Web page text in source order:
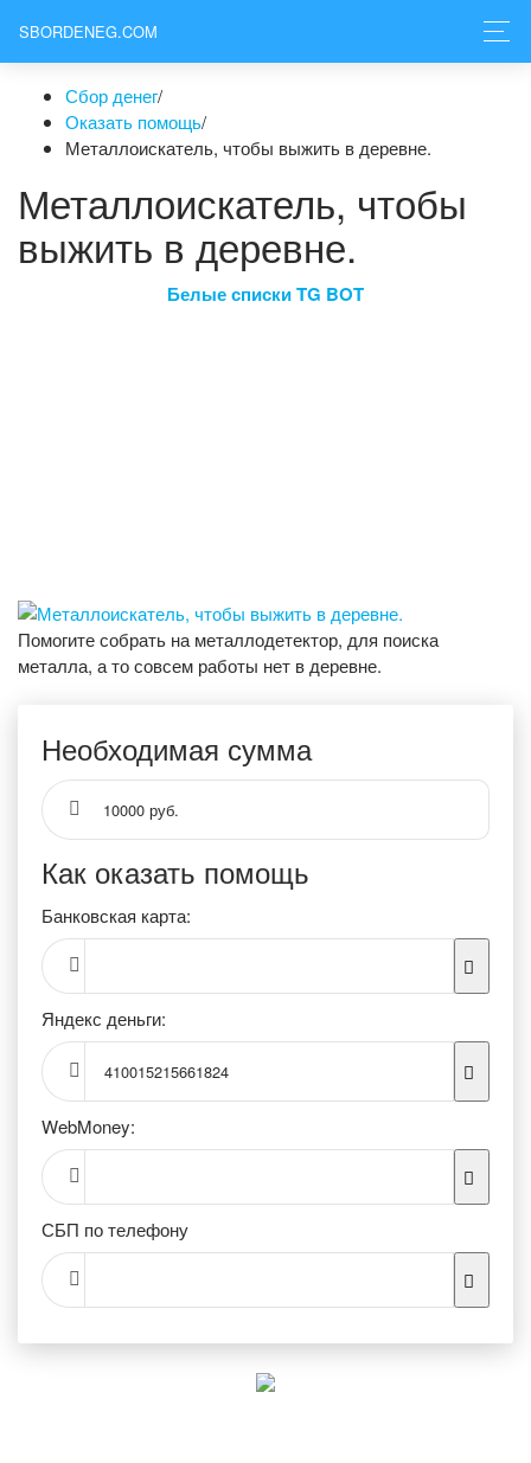
SBORDENEG.COM
Сбор денег/
Оказать помощь/
Металлоискатель, чтобы выжить в деревне.
Металлоискатель, чтобы
выжить в деревне.
Белые списки TG BOT
Помогите собрать на металлодетектор, для поиска
металла, а то совсем работы нет в деревне.
Необходимая сумма
10000 руб.
Как оказать помощь
Банковская карта:
Яндекс деньги:
410015215661824
WebMoney:
СБП по телефону